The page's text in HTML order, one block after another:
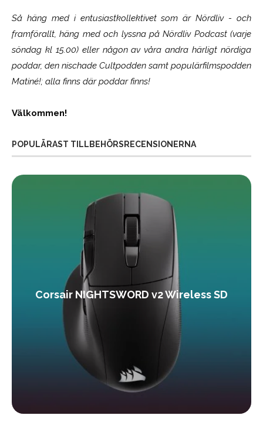
Så häng med i entusiastkollektivet som ärNördliv- och
framförallt, häng med och lyssna på Nördliv Podcast (varje
söndag kl 15.00) eller någon av våra andra härligt nördiga
poddar, den nischade Cultpodden samt populärfilmspodden
Matiné!; alla finns där poddar finns!
Välkommen!
POPULÄRAST TILLBEHÖRSRECENSIONERNA
Corsair NIGHTSWORD v2 Wireless SD